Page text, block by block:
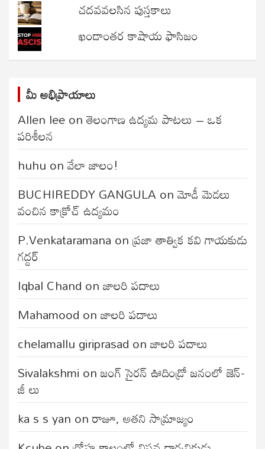
చదవవలసిన పుస్తకాలు
ఖండాంతర కాషాయ ఫాసిజం
మీ అభిప్రాయాలు
Allen leeonతెలంగాణ ఉద్యమ పాటలు – ఒక
పరిశీలన
huhu onవేలా జాలం!
BUCHIREDDY GANGULA onమోడీ మెడలు
వంచిన కాక్రోచ్ ఉద్యమం
P.Venkataramana onప్రజా తాత్విక కవి గాయకుడు
గద్దర్
Iqbal Chand onజాలరి పదాలు
Mahamood onజాలరి పదాలు
chelamallu giriprasad onజాలరి పదాలు
Sivalakshmi onజంగ్‌ సైరన్‌ ఊదిండ్రో జనంలో జెన్-
జీ లు
ka s s yan onరాజూ, అతని సామ్రాజ్యం